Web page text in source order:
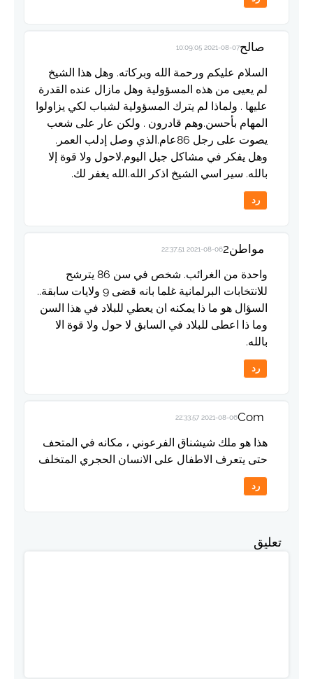
صالح2021-08-07 10:09:05
السلام عليكم ورحمة الله وبركاته. وهل هذا الشيخ
لم يعيى من هذه المسؤولية وهل مازال عنده القدرة
عليها . ولماذا لم يترك المسؤولية لشباب لكي يزاولوا
المهام بأحسن.وهم قادرون . ولكن عار على شعب
يصوت على رجل 86عام.الذي وصل إدلب العمر.
وهل يفكر في مشاكل جيل اليوم.لاحول ولا قوة إلا
بالله. سير اسي الشيخ اذكر الله.الله يغفر لك.
رد
مواطن2 2021-08-06 22:37:51
واحدة من الغرائب. شخص في سن 86 يترشح
للانتخابات البرلمانية غلما بانه قضى 9 ولايات سابقة..
السؤال هو ما ذا يمكنه ان يعطي للبلاد في هذا السن
وما ذا اعطى للبلاد في السابق لا حول ولا قوة الا
بالله.
رد
Com
2021-08-06 22:33:57
هذا هو ملك شيشناق الفرعوني ، مكانه في المتحف
حتى يتعرف الاطفال على الانسان الحجري المتخلف
رد
تعليق